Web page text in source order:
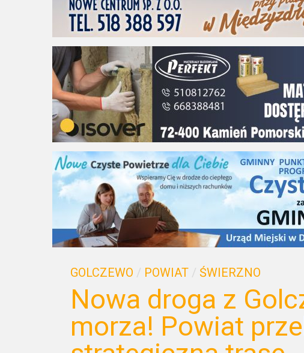
GOLCZEWO / POWIAT / ŚWIERZNO
Nowa droga z
morza! Powiat